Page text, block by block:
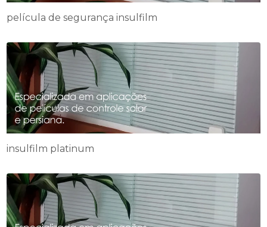
película de segurança insulfilm
insulfilm platinum